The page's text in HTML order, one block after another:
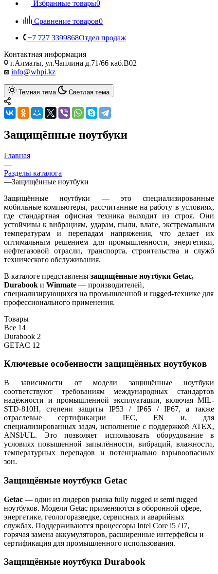
Избранные товары0
Сравнение товаров0
+7 727 3399868Отдел продаж
Контактная информация
г.Алматы, ул.Чаплина д.71/66 каб.B02
info@whpi.kz
Темная тема Светлая тема
Защищённые ноутбуки
Главная
—
Разделы каталога
—Защищённые ноутбуки
Защищённые ноутбуки — это специализированные
мобильные компьютеры, рассчитанные на работу в условиях,
где стандартная офисная техника выходит из строя. Они
устойчивы к вибрациям, ударам, пыли, влаге, экстремальным
температурам и перепадам напряжения, что делает их
оптимальным решением для промышленности, энергетики,
нефтегазовой отрасли, транспорта, строительства и служб
технического обслуживания.
В каталоге представлены защищённые ноутбуки Getac,
Durabook и Winmate — производителей,
специализирующихся на промышленной и rugged-технике для
профессионального применения.
Товары
Все 14
Durabook 2
GETAC 12
Ключевые особенности защищённых ноутбуков
В зависимости от модели защищённые ноутбуки
соответствуют требованиям международных стандартов
надёжности и промышленной эксплуатации, включая MIL-
STD-810H, степени защиты IP53 / IP65 / IP67, а также
отраслевые сертификации IEC, EN и, для
специализированных задач, исполнение с поддержкой ATEX,
ANSI/UL. Это позволяет использовать оборудование в
условиях повышенной запылённости, вибраций, влажности,
температурных перепадов и потенциально взрывоопасных
зон.
Защищённые ноутбуки Getac
Getac — один из лидеров рынка fully rugged и semi rugged
ноутбуков. Модели Getac применяются в оборонной сфере,
энергетике, геологоразведке, сервисных и аварийных
службах. Поддерживаются процессоры Intel Core i5 / i7,
горячая замена аккумуляторов, расширенные интерфейсы и
сертификация для промышленного использования.
Защищённые ноутбуки Durabook